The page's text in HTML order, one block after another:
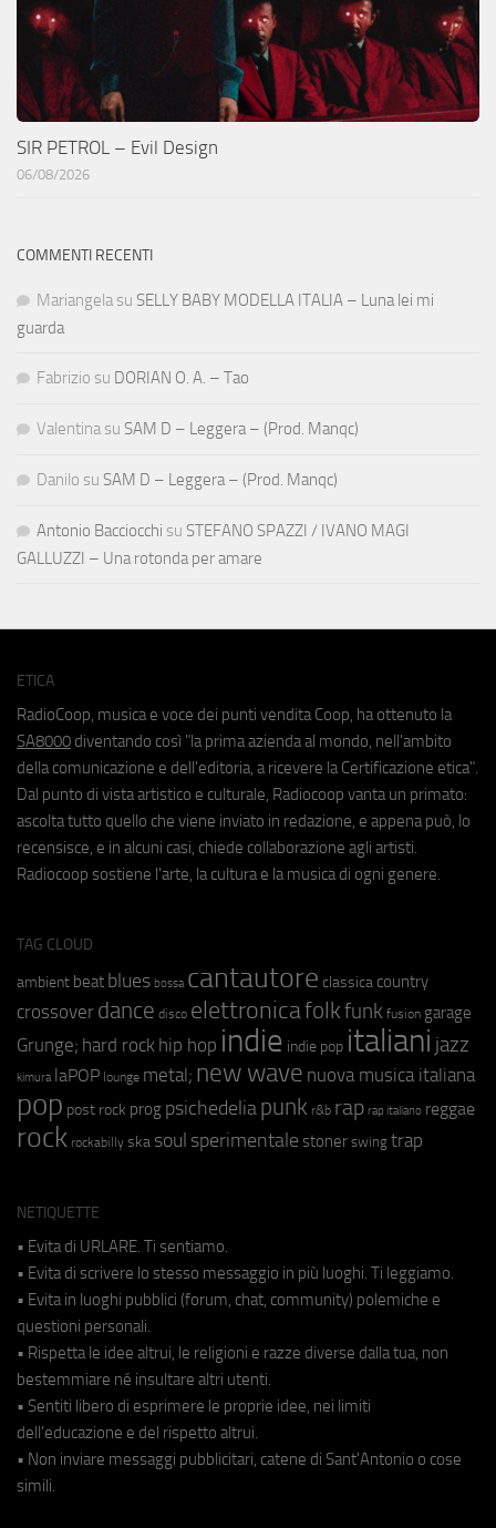
SIR PETROL – Evil Design
06/08/2026
COMMENTI RECENTI
Mariangela su SELLY BABY MODELLA ITALIA – Luna lei mi
guarda
Fabrizio su DORIAN O. A. – Tao
Valentina su SAM D – Leggera – (Prod. Manqc)
Danilo su SAM D – Leggera – (Prod. Manqc)
Antonio Bacciocchi su STEFANO SPAZZI / IVANO MAGI
GALLUZZI – Una rotonda per amare
ETICA
RadioCoop, musica e voce dei punti vendita Coop, ha ottenuto la
SA8000 diventando così "la prima azienda al mondo, nell'ambito
della comunicazione e dell'editoria, a ricevere la Certificazione etica".
Dal punto di vista artistico e culturale, Radiocoop vanta un primato:
ascolta tutto quello che viene inviato in redazione, e appena può, lo
recensisce, e in alcuni casi, chiede collaborazione agli artisti.
Radiocoop sostiene l'arte, la cultura e la musica di ogni genere.
TAG CLOUD
ambient beat blues bossa cantautore classica country
crossover dance disco elettronicafolkfunk fusion garage
Grunge; hard rock hip hop indie indie pop italiani jazz
kimura laPOP lounge metal; new wave nuova musica italiana
pop post rock prog psichedeliapunk r&b rap rap italiano reggae
rock rockabilly ska soul sperimentale stoner swing trap
NETIQUETTE
• Evita di URLARE. Ti sentiamo.
• Evita di scrivere lo stesso messaggio in più luoghi. Ti leggiamo.
• Evita in luoghi pubblici (forum, chat, community) polemiche e
questioni personali.
• Rispetta le idee altrui, le religioni e razze diverse dalla tua, non
bestemmiare né insultare altri utenti.
• Sentiti libero di esprimere le proprie idee, nei limiti
dell'educazione e del rispetto altrui.
• Non inviare messaggi pubblicitari, catene di Sant'Antonio o cose
simili.